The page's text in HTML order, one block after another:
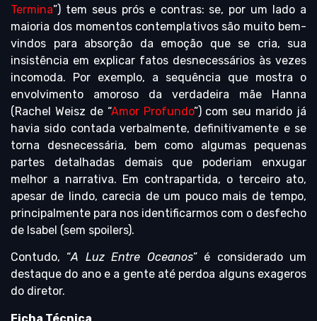
Termina”) tem seus prós e contras: se, por um lado a
maioria dos momentos contemplativos são muito bem-
vindos para absorção da emoção que se cria, sua
insistência em explicar fatos desnecessários às vezes
incomoda. Por exemplo, a sequência que mostra o
envolvimento amoroso da verdadeira mãe Hanna
(Rachel Weisz de “Amor Profundo”) com seu marido já
havia sido contada verbalmente, definitivamente e se
torna desnecessária, bem como algumas pequenas
partes detalhadas demais que poderiam enxugar
melhor a narrativa. Em contrapartida, o terceiro ato,
apesar de lindo, carecia de um pouco mais de tempo,
principalmente para nos identificarmos com o desfecho
de Isabel (sem spoilers).
Contudo, “A Luz Entre Oceanos” é considerado um
destaque do ano e a gente até perdoa alguns exageros
do diretor.